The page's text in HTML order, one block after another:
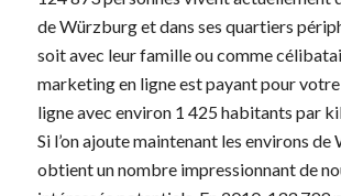
de Würzburg et dans ses quartiers
soit avec leur famille ou comme
marketing en ligne est payant pour
ligne avec environ 1 425 habitants par
Si l’on ajoute maintenant les environs de
obtient un nombre impressionnant de